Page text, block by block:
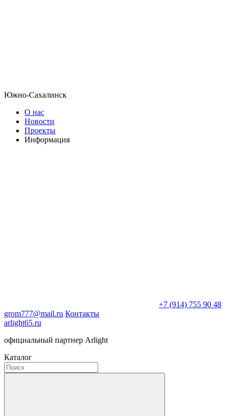
Южно-Сахалинск
О нас
Новости
Проекты
Информация
+7 (914) 755 90 48
grom777@mail.ru Контакты
arlight65.ru
официальный партнер Arlight
Каталог